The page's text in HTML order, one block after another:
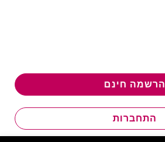
הרשמה חינם
התחברות